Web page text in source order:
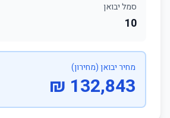
סמל יבואן
10
מחיר יבואן (מחירון)
132,843 ₪